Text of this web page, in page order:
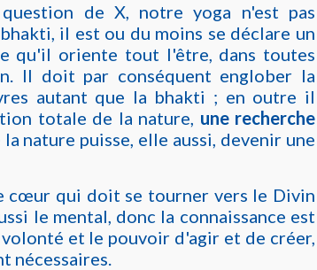
de X, notre yoga n'est pas
il est ou du moins se déclare un
qu'il oriente tout l'être, dans toutes
Il doit par conséquent englober la
autant que la bhakti ; en outre il
totale de la nature, une recherche
la nature puisse, elle aussi, devenir une
cœur qui doit se tourner vers le Divin
le mental, donc la connaissance est
volonté et le pouvoir d'agir et de créer,
nécessaires.